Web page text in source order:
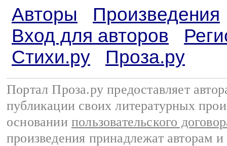
Авторы
Произведения
Вход для авторов
Стихи.ру
Проза.ру
Портал Проза.ру предоставляет
публикации своих литературных
основании пользовательского
произведения принадлежат авторам